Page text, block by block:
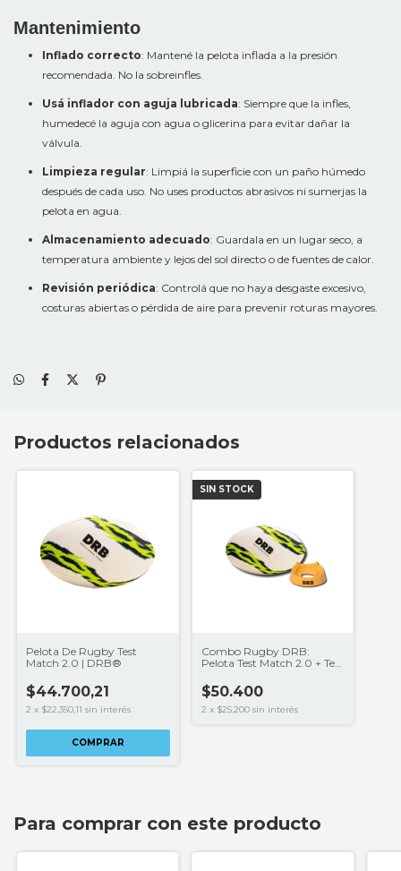
Mantenimiento
Inflado correcto: Mantené la pelota inflada a la presión
recomendada. No la sobreinfles.
Usá inflador con aguja lubricada: Siempre que la infles,
humedecé la aguja con agua o glicerina para evitar dañar la
válvula.
Limpieza regular: Limpiá la superficie con un paño húmedo
después de cada uso. No uses productos abrasivos ni sumerjas la
pelota en agua.
Almacenamiento adecuado: Guardala en un lugar seco, a
temperatura ambiente y lejos del sol directo o de fuentes de calor.
Revisión periódica: Controlá que no haya desgaste excesivo,
costuras abiertas o pérdida de aire para prevenir roturas mayores.
Productos relacionados
Pelota De Rugby Test
Match 2.0 | DRB®
$44.700,21
2 x $22.350,11 sin interés
COMPRAR
SIN STOCK
Combo Rugby DRB:
Pelota Test Match 2.0 + Tee
y Recreación
$50.400
2 x $25.200 sin interés
Para comprar con este producto